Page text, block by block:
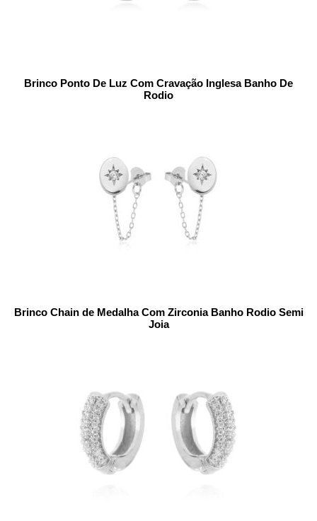
Brinco Ponto De Luz Com Cravação Inglesa Banho De
Rodio
Brinco Chain de Medalha Com Zirconia Banho Rodio Semi
Joia